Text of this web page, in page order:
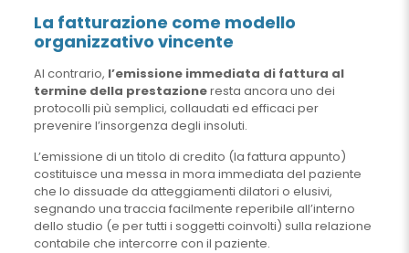
La fatturazione come modello
organizzativo vincente
Al contrario, l’emissione immediata di fattura al
termine della prestazioneresta ancora uno dei
protocolli più semplici, collaudati ed efficaci per
prevenire l’insorgenza degli insoluti.
L’emissione di un titolo di credito (la fattura appunto)
costituisce una messa in mora immediata del paziente
che lo dissuade da atteggiamenti dilatori o elusivi,
segnando una traccia facilmente reperibile all’interno
dello studio (e per tutti i soggetti coinvolti) sulla relazione
contabile che intercorre con il paziente.